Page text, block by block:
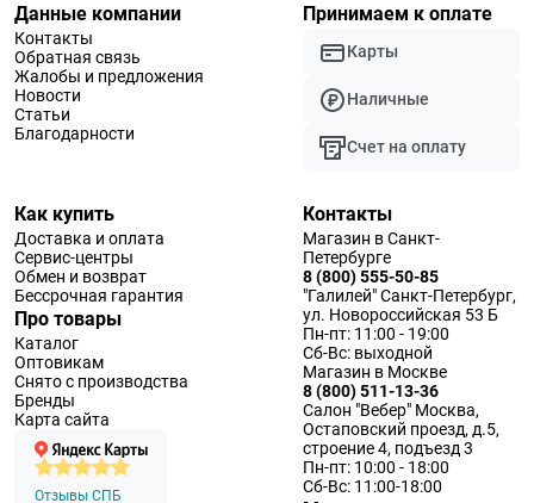
Данные компании
Контакты
Обратная связь
Жалобы и предложения
Новости
Статьи
Благодарности
Принимаем к оплате
Карты
Наличные
Счет на оплату
Как купить
Доставка и оплата
Сервис-центры
Обмен и возврат
Бессрочная гарантия
Про товары
Каталог
Оптовикам
Снято с производства
Бренды
Карта сайта
Отзывы СПБ
Контакты
Магазин в Санкт-
Петербурге
8 (800) 555-50-85
"Галилей" Санкт-Петербург,
ул. Новороссийская 53 Б
Пн-пт: 11:00 - 19:00
Сб-Вс: выходной
Магазин в Москве
8 (800) 511-13-36
Салон "Вебер" Москва,
Остаповский проезд, д.5,
строение 4, подъезд 3
Пн-пт: 10:00 - 18:00
Сб-Вс: 11:00-18:00